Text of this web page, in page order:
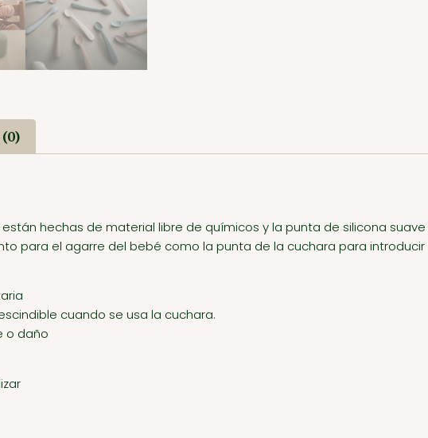
hechas de material libre de químicos y la punta de silicona
para el agarre del bebé como la punta de la cuchara para introducir
cuando se usa la cuchara.
o daño